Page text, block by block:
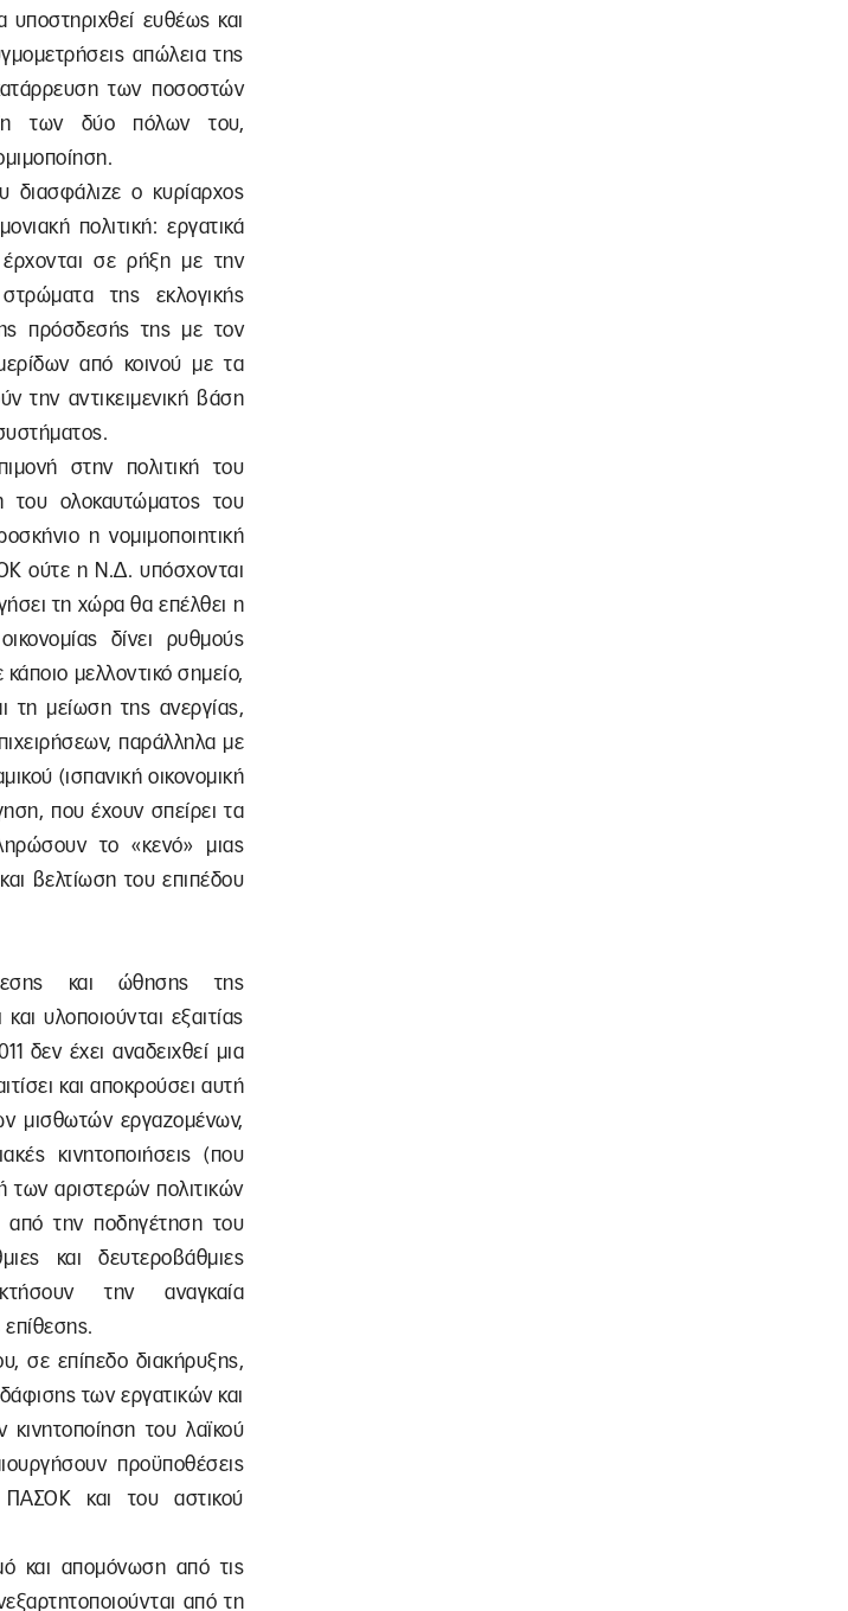
υποστηριχθεί ευθέως και
απώλεια της
των ποσοστών
των δύο πόλων του,
διασφάλιζε ο κυρίαρχος
πολιτική: εργατικά
σε ρήξη με την
της εκλογικής
πρόσδεσής της με τον
από κοινού με τα
την αντικειμενική βάση
στην πολιτική του
του ολοκαυτώματος του
η νομιμοποιητική
ούτε η Ν.Δ. υπόσχονται
τη χώρα θα επέλθει η
δίνει ρυθμούς
μελλοντικό σημείο,
μείωση της ανεργίας,
παράλληλα με
(ισπανική οικονομική
που έχουν σπείρει τα
το «κενό» μιας
βελτίωση του επιπέδου
και ώθησης της
υλοποιούνται εξαιτίας
δεν έχει αναδειχθεί μια
και αποκρούσει αυτή
μισθωτών εργαζομένων,
κινητοποιήσεις (που
των αριστερών πολιτικών
από την ποδηγέτηση του
και δευτεροβάθμιες
την αναγκαία
σε επίπεδο διακήρυξης,
των εργατικών και
του λαϊκού
προϋποθέσεις
ΠΑΣΟΚ και του αστικού
και απομόνωση από τις
από τη